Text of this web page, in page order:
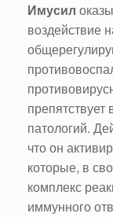
Имусил
воздействие
препятствует
патологий.
что он
которые, в
комплекс
иммунного